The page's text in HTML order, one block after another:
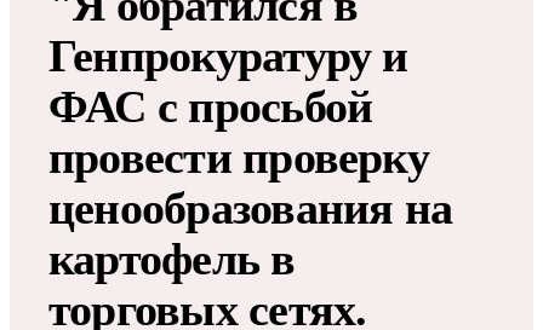
Генпрокуратуру и
ФАС с просьбой
провести проверку
ценообразования на
картофель в
торговых сетях.